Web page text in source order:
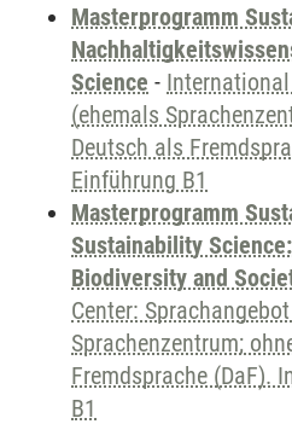
Masterprogramm
Science -
(ehemals
Deutsch als
Einführung B1
Masterprogramm
Sustainability
Biodiversity and
Center:
Sprachenzentrum;
Fremdsprache (DaF).
B1